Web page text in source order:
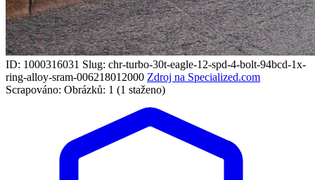
ID: 1000316031 Slug: chr-turbo-30t-eagle-12-spd-4-bolt-94bcd-1x-
ring-alloy-sram-006218012000 Zdroj na Specialized.com
Scrapováno: Obrázků: 1 (1 staženo)